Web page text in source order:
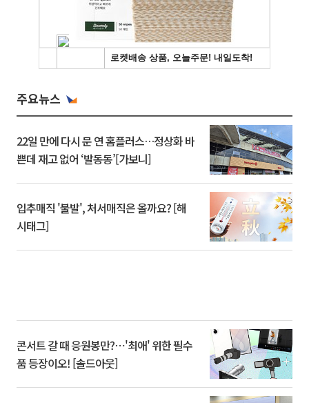
주요뉴스
22일 만에 다시 문 연 홈플러스…정상화 바
쁜데 재고 없어 ‘발동동’[가보니]
입추매직 '불발', 처서매직은 올까요? [해
시태그]
콘서트 갈 때 응원봉만?⋯'최애' 위한 필수
품 등장이오! [솔드아웃]